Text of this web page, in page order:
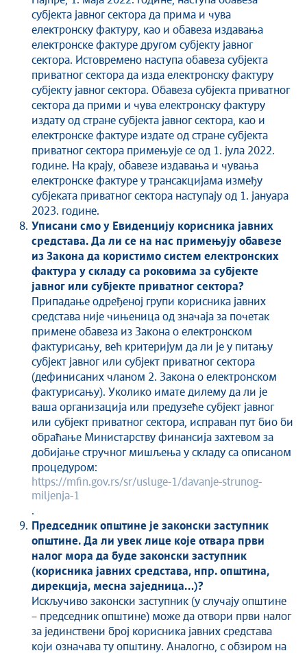
субјекта јавног сектора да прима и чува
електронску фактуру, као и обавеза издавања
електронске фактуре другом субјекту јавног
сектора. Истовремено наступа обавеза субјекта
приватног сектора да изда електронску фактуру
субјекту јавног сектора. Обавеза субјекта приватног
сектора да прими и чува електронску фактуру
издату од стране субјекта јавног сектора, као и
електронске фактуре издате од стране субјекта
приватног сектора примењује се од 1. јула 2022.
године. На крају, обавезе издавања и чувања
електронске фактуре у трансакцијама између
субјеката приватног сектора наступају од 1. јануара
2023. године.
Уписани смо у Евиденцију корисника јавних
средстава. Да ли се на нас примењују обавезе
из Закона да користимо систем електронских
фактура у складу са роковима за субјекте
јавног или субјекте приватног сектора?
Припадање одређеној групи корисника јавних
средстава није чињеница од значаја за почетак
примене обавеза из Закона о електронском
фактурисању, већ критеријум да ли је у питању
субјект јавног или субјект приватног сектора
(дефинисаних чланом 2. Закона о електронском
фактурисању). Уколико имате дилему да ли је
ваша организација или предузеће субјект јавног
или субјект приватног сектора, исправан пут био би
обраћање Министарству финансија захтевом за
добијање стручног мишљења у складу са описаном
процедуром:
https://mfin.gov.rs/sr/usluge-1/davanje-strunog-
miljenja-1
.
Председник општине је законски заступник
општине. Да ли увек лице које отвара први
налог мора да буде законски заступник
(корисника јавних средстава, нпр. општина,
дирекција, месна заједница…)?
Искључиво законски заступник (у случају општине
– председник општине) може да отвори први налог
за јединствени број корисника јавних средстава
који означава ту општину. Аналогно, с обзиром на